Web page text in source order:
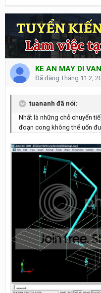
KE AN MAY DI
Đã đăng Tháng 11 2,
tuananh đã nói:
Nhất là những chỗ chuyển
đoạn cong không thể uốn